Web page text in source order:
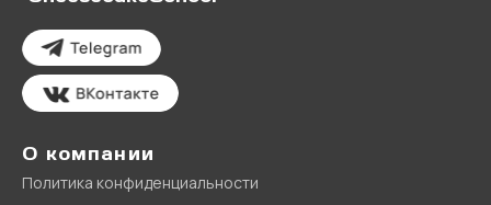
О компании
Политика конфиденциальности